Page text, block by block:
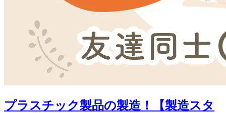
プラスチック製品の製造！【製造スタ